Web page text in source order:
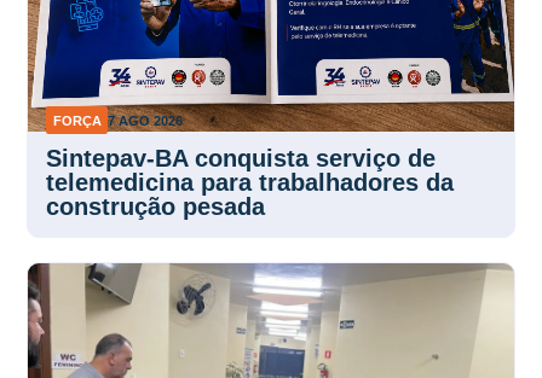
FORÇA 7 AGO 2026
Sintepav-BA conquista serviço de
telemedicina para trabalhadores da
construção pesada